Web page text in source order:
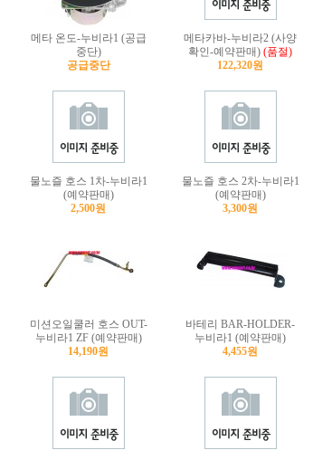
메타 온도-누비라1 (공급
중단)
공급중단
메타카바-누비라2 (사양
확인-예약판매) (품절)
122,320원
물노즐 호스 1차-누비라1
(예약판매)
2,500원
물노즐 호스 2차-누비라1
(예약판매)
3,300원
미션오일쿨러 호스 OUT-
누비라1 ZF (예약판매)
14,190원
바테리 BAR-HOLDER-
누비라1 (예약판매)
4,455원